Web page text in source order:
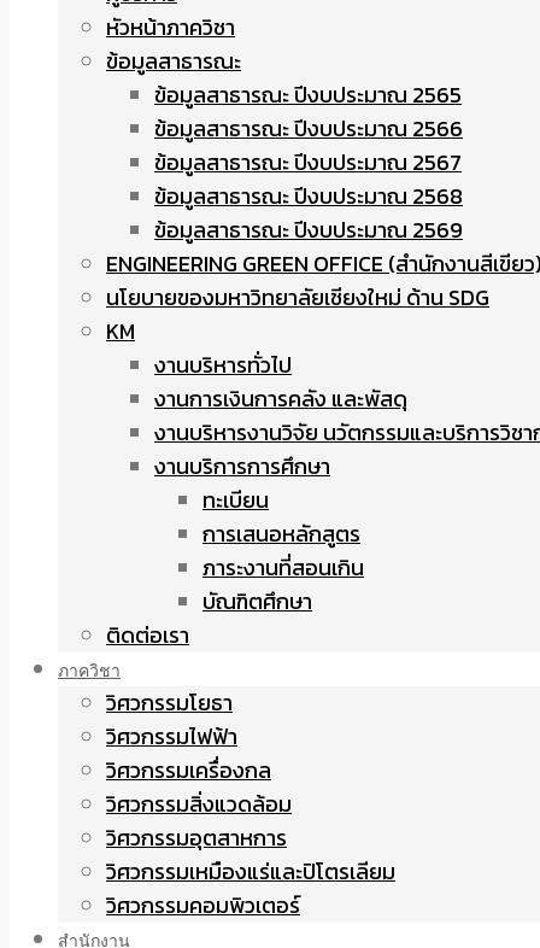
หัวหน้าภาควิชา
ข้อมูลสาธารณะ
ข้อมูลสาธารณะ ปีงบประมาณ 2565
ข้อมูลสาธารณะ ปีงบประมาณ 2566
ข้อมูลสาธารณะ ปีงบประมาณ 2567
ข้อมูลสาธารณะ ปีงบประมาณ 2568
ข้อมูลสาธารณะ ปีงบประมาณ 2569
ENGINEERING GREEN OFFICE (สำนักงานสีเขีย
นโยบายของมหาวิทยาลัยเชียงใหม่ ด้าน SDG
KM
งานบริหารทั่วไป
งานการเงินการคลัง และพัสดุ
งานบริหารงานวิจัย นวัตกรรมและบริการวิชา
งานบริการการศึกษา
ทะเบียน
การเสนอหลักสูตร
ภาระงานที่สอนเกิน
บัณฑิตศึกษา
ติดต่อเรา
ภาควิชา
วิศวกรรมโยธา
วิศวกรรมไฟฟ้า
วิศวกรรมเครื่องกล
วิศวกรรมสิ่งแวดล้อม
วิศวกรรมอุตสาหการ
วิศวกรรมเหมืองแร่และปิโตรเลียม
วิศวกรรมคอมพิวเตอร์
สำนักงาน